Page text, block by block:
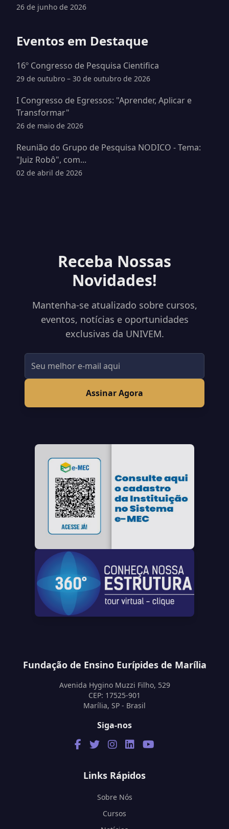
26 de junho de 2026
Eventos em Destaque
16º Congresso de Pesquisa Cientifica
29 de outubro – 30 de outubro de 2026
I Congresso de Egressos: "Aprender, Aplicar e
Transformar"
26 de maio de 2026
Reunião do Grupo de Pesquisa NODICO - Tema:
"Juiz Robô", com...
02 de abril de 2026
Receba Nossas
Novidades!
Mantenha-se atualizado sobre cursos,
eventos, notícias e oportunidades
exclusivas da UNIVEM.
Assinar Agora
Fundação de Ensino Eurípides de Marília
Avenida Hygino Muzzi Filho, 529
CEP: 17525-901
Marília, SP - Brasil
Siga-nos
Links Rápidos
Sobre Nós
Cursos